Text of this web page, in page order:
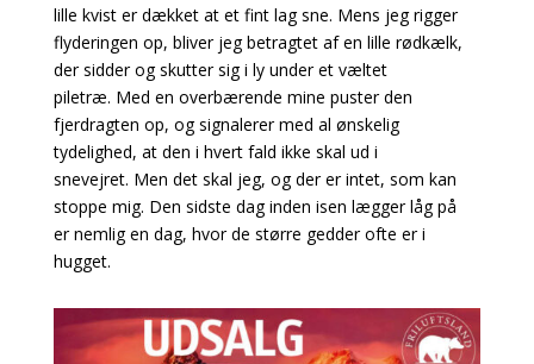
lille kvist er dækket at et fint lag sne. Mens jeg rigger
flyderingen op, bliver jeg betragtet af en lille rødkælk,
der sidder og skutter sig i ly under et væltet
piletræ. Med en overbærende mine puster den
fjerdragten op, og signalerer med al ønskelig
tydelighed, at den i hvert fald ikke skal ud i
snevejret. Men det skal jeg, og der er intet, som kan
stoppe mig. Den sidste dag inden isen lægger låg på
er nemlig en dag, hvor de større gedder ofte er i
hugget.